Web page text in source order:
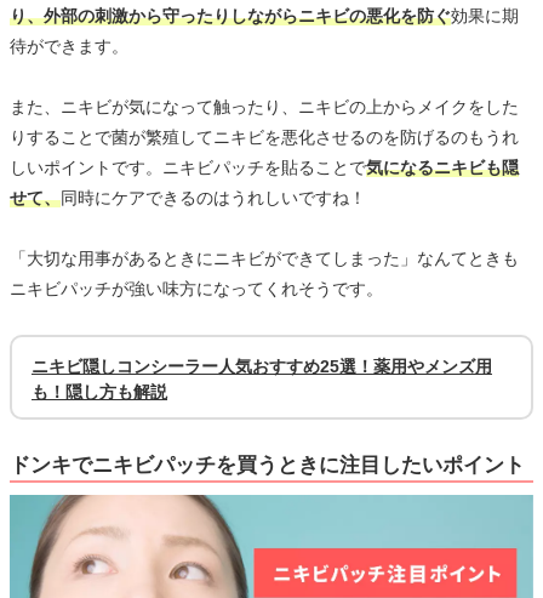
り、外部の刺激から守ったりしながらニキビの悪化を防ぐ効果に期
待ができます。
また、ニキビが気になって触ったり、ニキビの上からメイクをした
りすることで菌が繁殖してニキビを悪化させるのを防げるのもうれ
しいポイントです。ニキビパッチを貼ることで気になるニキビも隠
せて、同時にケアできるのはうれしいですね！
「大切な用事があるときにニキビができてしまった」なんてときも
ニキビパッチが強い味方になってくれそうです。
ニキビ隠しコンシーラー人気おすすめ25選！薬用やメンズ用
も！隠し方も解説
ドンキでニキビパッチを買うときに注目したいポイント